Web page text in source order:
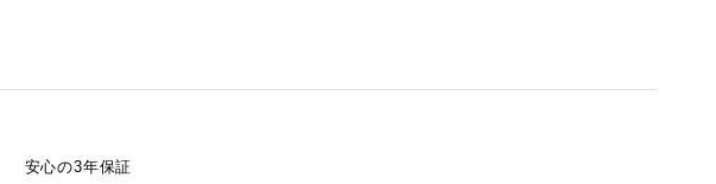
安心の3年保証